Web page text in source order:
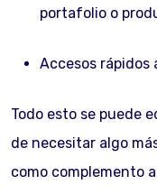
portafolio o
Accesos rápidos
Todo esto se puede
de necesitar algo
como complemento